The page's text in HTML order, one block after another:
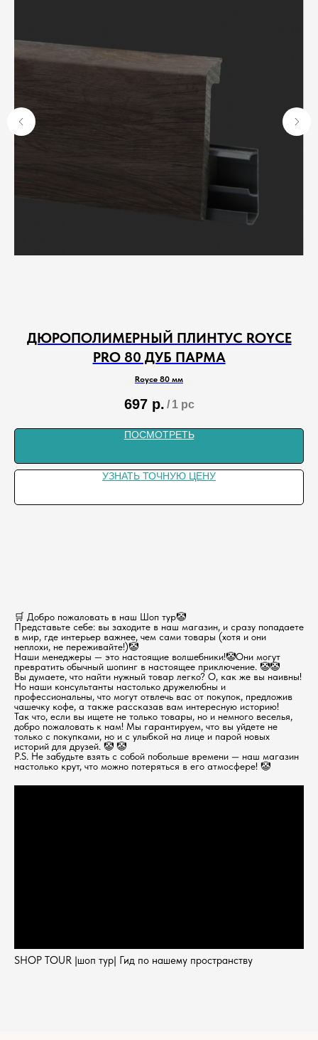
ДЮРОПОЛИМЕРНЫЙ ПЛИНТУС ROYCE
PRO 80 ДУБ ПАРМА
Royce 80 мм
697 р. / 1 pc
ПОСМОТРЕТЬ
УЗНАТЬ ТОЧНУЮ ЦЕНУ
🛒 Добро пожаловать в наш Шоп тур🤡
Представьте себе: вы заходите в наш магазин, и сразу попадаете
в мир, где интерьер важнее, чем сами товары (хотя и они
неплохи, не переживайте!)🤡
Наши менеджеры — это настоящие волшебники!🤡Они могут
превратить обычный шопинг в настоящее приключение. 🤡🤡
Вы думаете, что найти нужный товар легко? О, как же вы наивны!
Но наши консультанты настолько дружелюбны и
профессиональны, что могут отвлечь вас от покупок, предложив
чашечку кофе, а также рассказав вам интересную историю!
Так что, если вы ищете не только товары, но и немного веселья,
добро пожаловать к нам! Мы гарантируем, что вы уйдете не
только с покупками, но и с улыбкой на лице и парой новых
историй для друзей. 🤡 🤡
P.S. Не забудьте взять с собой побольше времени — наш магазин
настолько крут, что можно потеряться в его атмосфере! 🤡
SHOP TOUR |шоп тур| Гид по нашему пространству